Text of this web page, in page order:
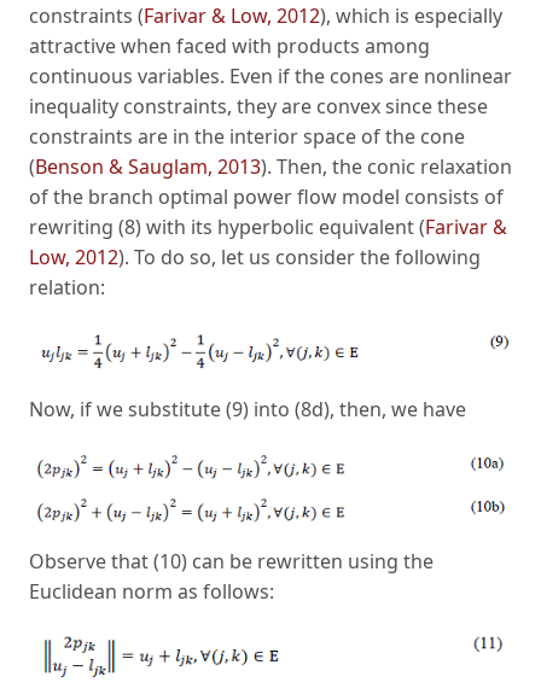
constraints (Farivar & Low, 2012), which is especially
attractive when faced with products among
continuous variables. Even if the cones are nonlinear
inequality constraints, they are convex since these
constraints are in the interior space of the cone
(Benson & Sauglam, 2013). Then, the conic relaxation
of the branch optimal power flow model consists of
rewriting (8) with its hyperbolic equivalent (Farivar &
Low, 2012). To do so, let us consider the following
relation:
Now, if we substitute (9) into (8d), then, we have
Observe that (10) can be rewritten using the
Euclidean norm as follows: